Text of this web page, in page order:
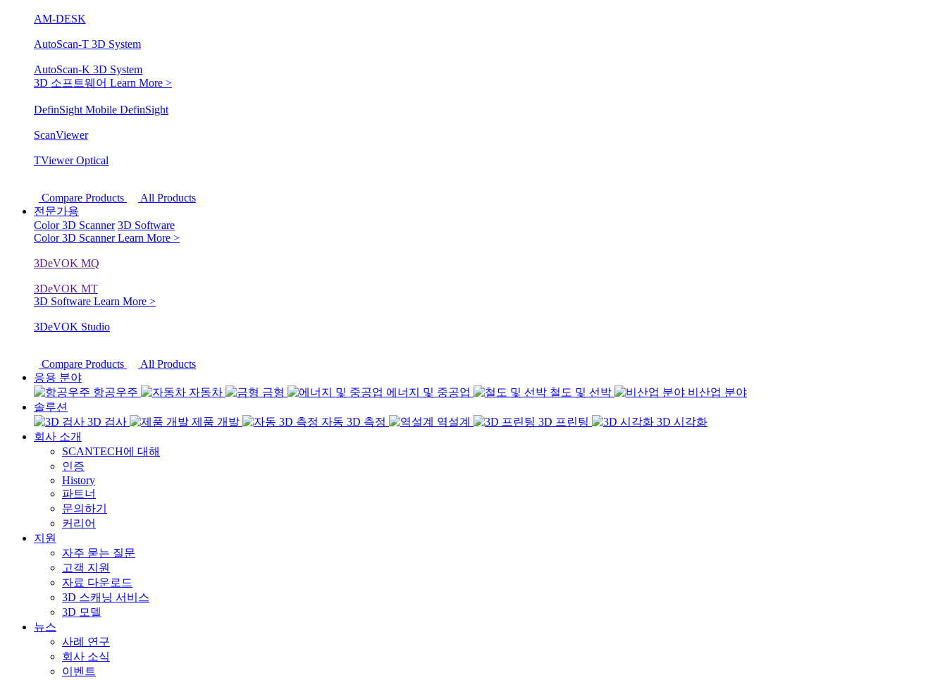
AM-DESK
AutoScan-T 3D System
AutoScan-K 3D System
3D 소프트웨어 Learn More >
DefinSight Mobile DefinSight
ScanViewer
TViewer Optical
Compare Products
All Products
전문가용
Color 3D Scanner 3D Software
Color 3D ScannerLearn More >
3DeVOK MQ
3DeVOK MT
3D Software Learn More >
3DeVOK Studio
Compare Products
All Products
응용 분야
항공우주
자동차 금형 에너지 및 중공업 철도 및 선박
비산업 분야
솔루션
3D 검사
제품 개발 자동 3D 측정 역설계 3D 프린팅
3D 시각화
회사 소개
SCANTECH에 대해
인증
History
파트너
문의하기
커리어
지원
자주 묻는 질문
고객 지원
자료 다운로드
3D 스캐닝 서비스
3D 모델
뉴스
사례 연구
회사 소식
이벤트